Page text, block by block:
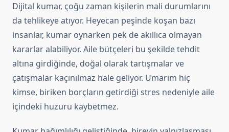
Dijital kumar, çoğu zaman kişilerin mali durumlarını
da tehlikeye atıyor. Heyecan peşinde koşan bazı
insanlar, kumar oynarken pek de akıllıca olmayan
kararlar alabiliyor. Aile bütçeleri bu şekilde tehdit
altına girdiğinde, doğal olarak tartışmalar ve
çatışmalar kaçınılmaz hale geliyor. Umarım hiç
kimse, biriken borçların getirdiği stres nedeniyle aile
içindeki huzuru kaybetmez.